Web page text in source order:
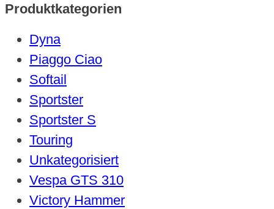
Produktkategorien
Dyna
Piaggo Ciao
Softail
Sportster
Sportster S
Touring
Unkategorisiert
Vespa GTS 310
Victory Hammer